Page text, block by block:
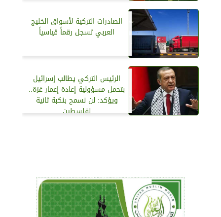
الصادرات التركية لأسواق الخليج
العربي تسجل رقماً قياسياً
الرئيس التركي يطالب إسرائيل
بتحمل مسؤولية إعادة إعمار غزة..
ويؤكد: لن نسمح بنكبة ثانية
لفلسطين